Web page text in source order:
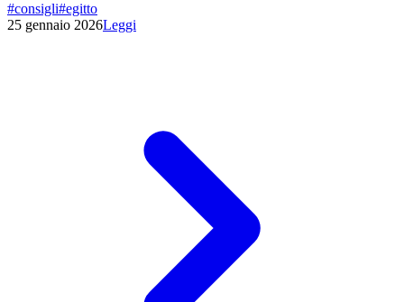
#consigli#egitto
25 gennaio 2026Leggi